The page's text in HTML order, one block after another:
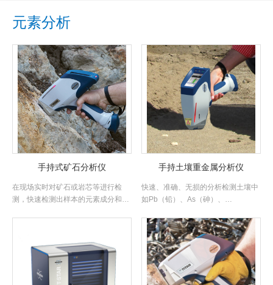
元素分析
手持式矿石分析仪
在现场实时对矿石或岩芯等进行检
测，快速检测出样本的元素成分和元
手持土壤重金属分析仪
快速、准确、无损的分析检测土壤中
如Pb（铅）、As（砷）、